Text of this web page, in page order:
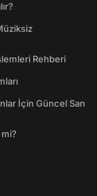
Rehberi
İçin Güncel San